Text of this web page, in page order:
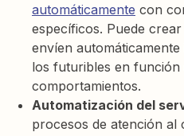
automáticamente con
específicos. Puede
envíen
los futuribles en función
comportamientos.
Automatización del
procesos de atención al